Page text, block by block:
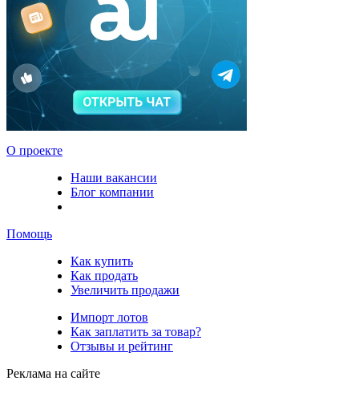
О проекте
Наши вакансии
Блог компании
Помощь
Как купить
Как продать
Увеличить продажи
Импорт лотов
Как заплатить за товар?
Отзывы и рейтинг
Реклама на сайте